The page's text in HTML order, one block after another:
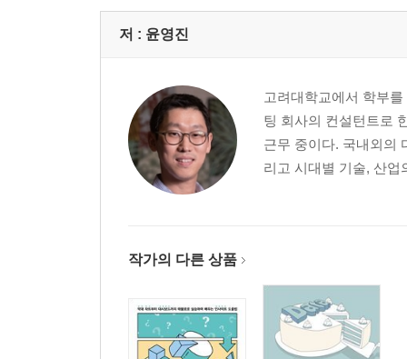
저 : 윤영진
고려대학교에서 학부
팅 회사의 컨설턴트로
근무 중이다. 국내외의
리고 시대별 기술, 산업
작가의 다른 상품